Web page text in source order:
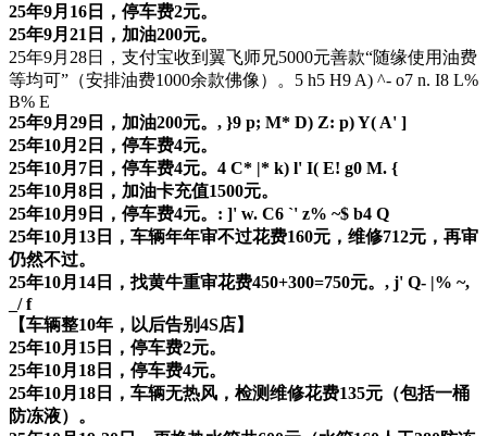
25年9月16日，停车费2元。
25年9月21日，加油200元。
25年9月28日，支付宝收到翼飞师兄5000元善款“随缘使用油费
等均可”（安排油费1000余款佛像）。 5 h5 H9 A) ^- o7 n. I8 L%
B% E
25年9月29日，加油200元。 , }9 p; M* D) Z: p) Y( A' ]
25年10月2日，停车费4元。
25年10月7日，停车费4元。 4 C* |* k) l' I( E! g0 M. {
25年10月8日，加油卡充值1500元。
25年10月9日，停车费4元。 : ]' w. C6 `' z% ~$ b4 Q
25年10月13日，车辆年年审不过花费160元，维修712元，再审
仍然不过。
25年10月14日，找黄牛重审花费450+300=750元。 , j' Q- |% ~,
_/ f
【车辆整10年，以后告别4S店】
25年10月15日，停车费2元。
25年10月18日，停车费4元。
25年10月18日，车辆无热风，检测维修花费135元（包括一桶
防冻液）。